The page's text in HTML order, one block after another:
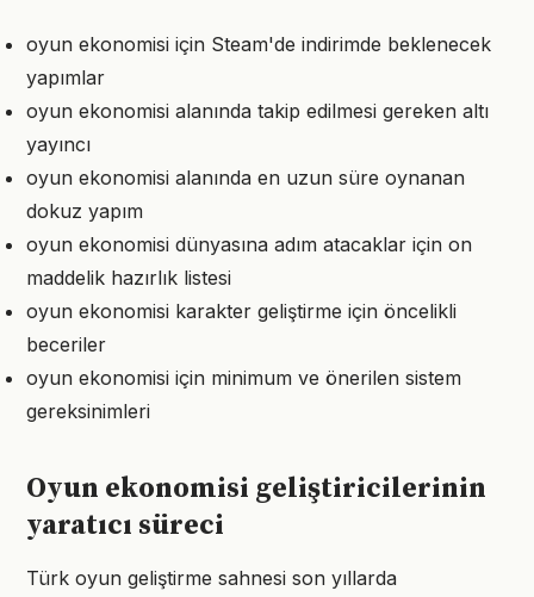
oyun ekonomisi için Steam'de indirimde beklenecek
yapımlar
oyun ekonomisi alanında takip edilmesi gereken altı
yayıncı
oyun ekonomisi alanında en uzun süre oynanan
dokuz yapım
oyun ekonomisi dünyasına adım atacaklar için on
maddelik hazırlık listesi
oyun ekonomisi karakter geliştirme için öncelikli
beceriler
oyun ekonomisi için minimum ve önerilen sistem
gereksinimleri
Oyun ekonomisi geliştiricilerinin
yaratıcı süreci
Türk oyun geliştirme sahnesi son yıllarda